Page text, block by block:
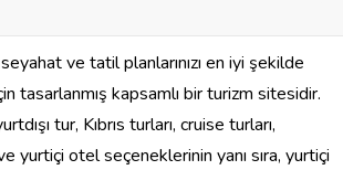
ve tatil planlarınızı en iyi şekilde
tasarlanmış kapsamlı bir turizm sitesidir.
tur, Kıbrıs turları, cruise turları,
yurtiçi otel seçeneklerinin yanı sıra, yurtiçi